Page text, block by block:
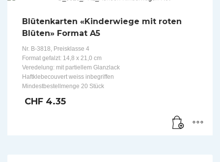
Blütenkarten «Kinderwiege mit roten
Blüten» Format A5
Nr. B-3818, Preisklasse 4
Format gefalzt: 14,8 x 21,0 cm
Veredelung: mit partiellem Glanzlack
Haftklebecouvert weiss inbegriffen
Mindestbestellmenge 20 Stück
CHF 4.35